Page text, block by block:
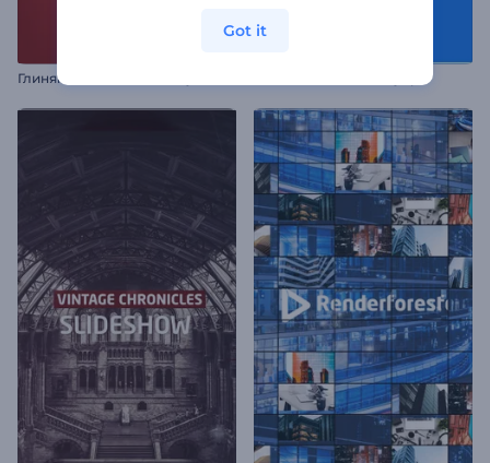
Got it